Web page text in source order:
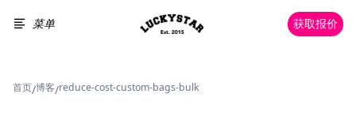
菜单 获取报价
首页/博客/reduce-cost-custom-bags-bulk